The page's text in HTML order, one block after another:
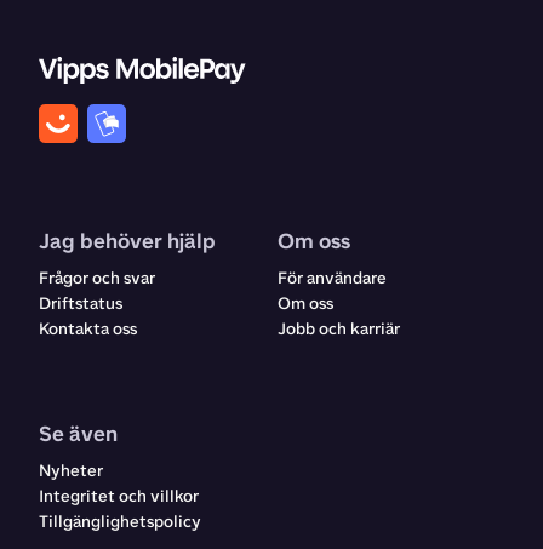
Jag behöver hjälp
Frågor och svar
Driftstatus
Kontakta oss
Om oss
För användare
Om oss
Jobb och karriär
Se även
Nyheter
Integritet och villkor
Tillgänglighetspolicy